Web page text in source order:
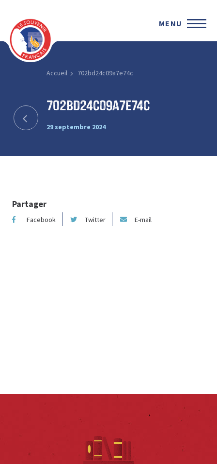
MENU
Accueil 702bd24c09a7e74c
702bd24c09a7e74c
29 septembre 2024
Partager
Facebook Twitter E-mail